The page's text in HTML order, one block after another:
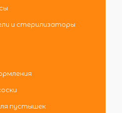
и стерилизаторы
пустышек